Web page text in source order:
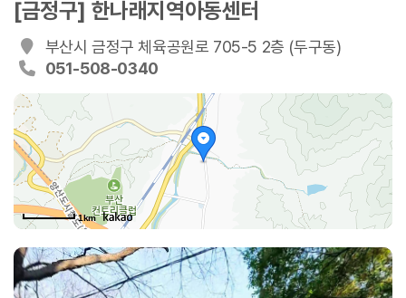
[금정구] 한나래지역아동센터
부산시 금정구 체육공원로 705-5 2층 (두구동)
051-508-0340
1km